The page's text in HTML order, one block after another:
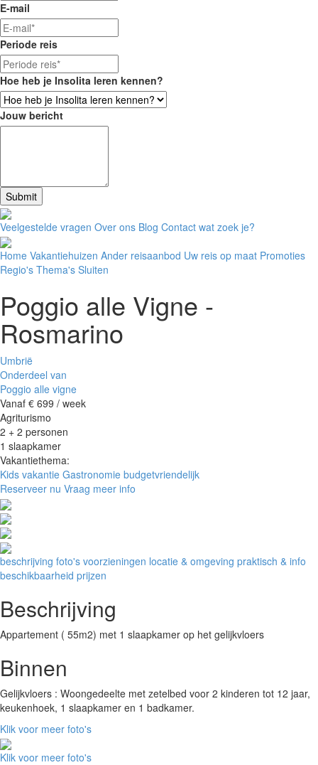
E-mail
Periode reis
Hoe heb je Insolita leren kennen?
Jouw bericht
Submit
Veelgestelde vragen Over ons Blog Contact wat zoek je?
Home Vakantiehuizen Ander reisaanbod Uw reis op maat Promoties
Regio's Thema's Sluiten
Poggio alle Vigne -
Rosmarino
Umbrië
Onderdeel van
Poggio alle vigne
Vanaf € 699 / week
Agriturismo
2 + 2 personen
1 slaapkamer
Vakantiethema:
Kids vakantie Gastronomie budgetvriendelijk
Reserveer nu Vraag meer info
beschrijving foto's voorzieningen locatie & omgeving praktisch & info
beschikbaarheid prijzen
Beschrijving
Appartement ( 55m2) met 1 slaapkamer op het gelijkvloers
Binnen
Gelijkvloers : Woongedeelte met zetelbed voor 2 kinderen tot 12 jaar,
keukenhoek, 1 slaapkamer en 1 badkamer.
Klik voor meer foto's
Klik voor meer foto's